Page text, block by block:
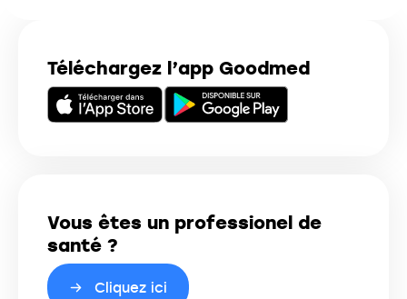
Téléchargez l’app Goodmed
Vous êtes un professionel de
santé ?
Cliquez ici